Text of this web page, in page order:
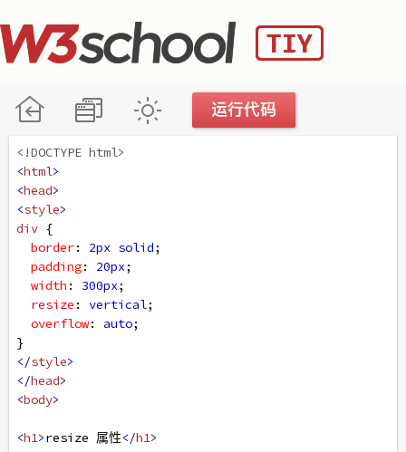
<!DOCTYPE html>
<html>
<head>
<style>
div {
border: 2px solid;
padding: 20px
width : 300px;
resize : vertical;
overflow: auto;
}
</style>
</head>
<body>
<h1>resize 属性</h1>